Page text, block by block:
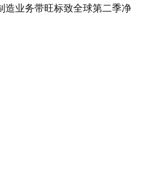
造业务带旺标致全球第二季净